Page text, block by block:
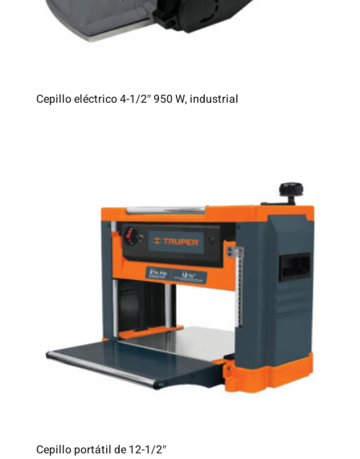
Cepillo eléctrico 4-1/2″ 950 W, industrial
Cepillo portátil de 12-1/2″